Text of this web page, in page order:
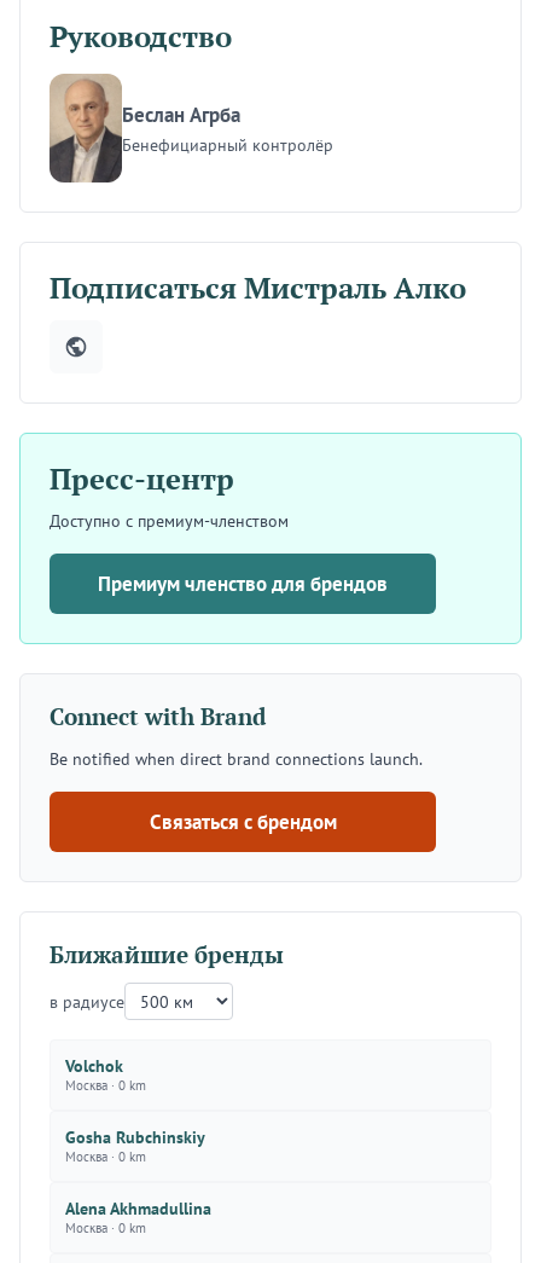
Руководство
Беслан Агрба
Бенефициарный контролёр
Подписаться Мистраль Алко
Пресс-центр
Доступно с премиум-членством
Премиум членство для брендов
Connect with Brand
Be notified when direct brand connections launch.
Связаться с брендом
Ближайшие бренды
в радиусе
Volchok
Москва · 0 km
Gosha Rubchinskiy
Москва · 0 km
Alena Akhmadullina
Москва · 0 km